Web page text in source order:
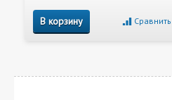
В корзину Сравнить